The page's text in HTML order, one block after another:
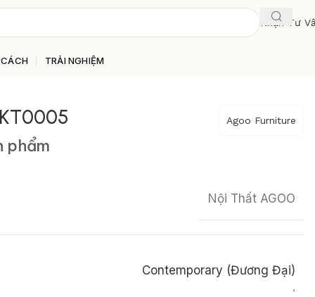
Nhận Tư
TRẢI NGHIỆM
Agoo Furniture
phẩm
Nội Thất AGOO
Contemporary (Đương Đại)
,